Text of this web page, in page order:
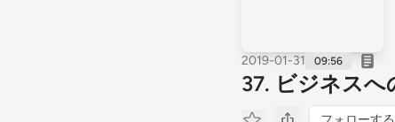
2019-01-31 09:56
37. ビジネスへ